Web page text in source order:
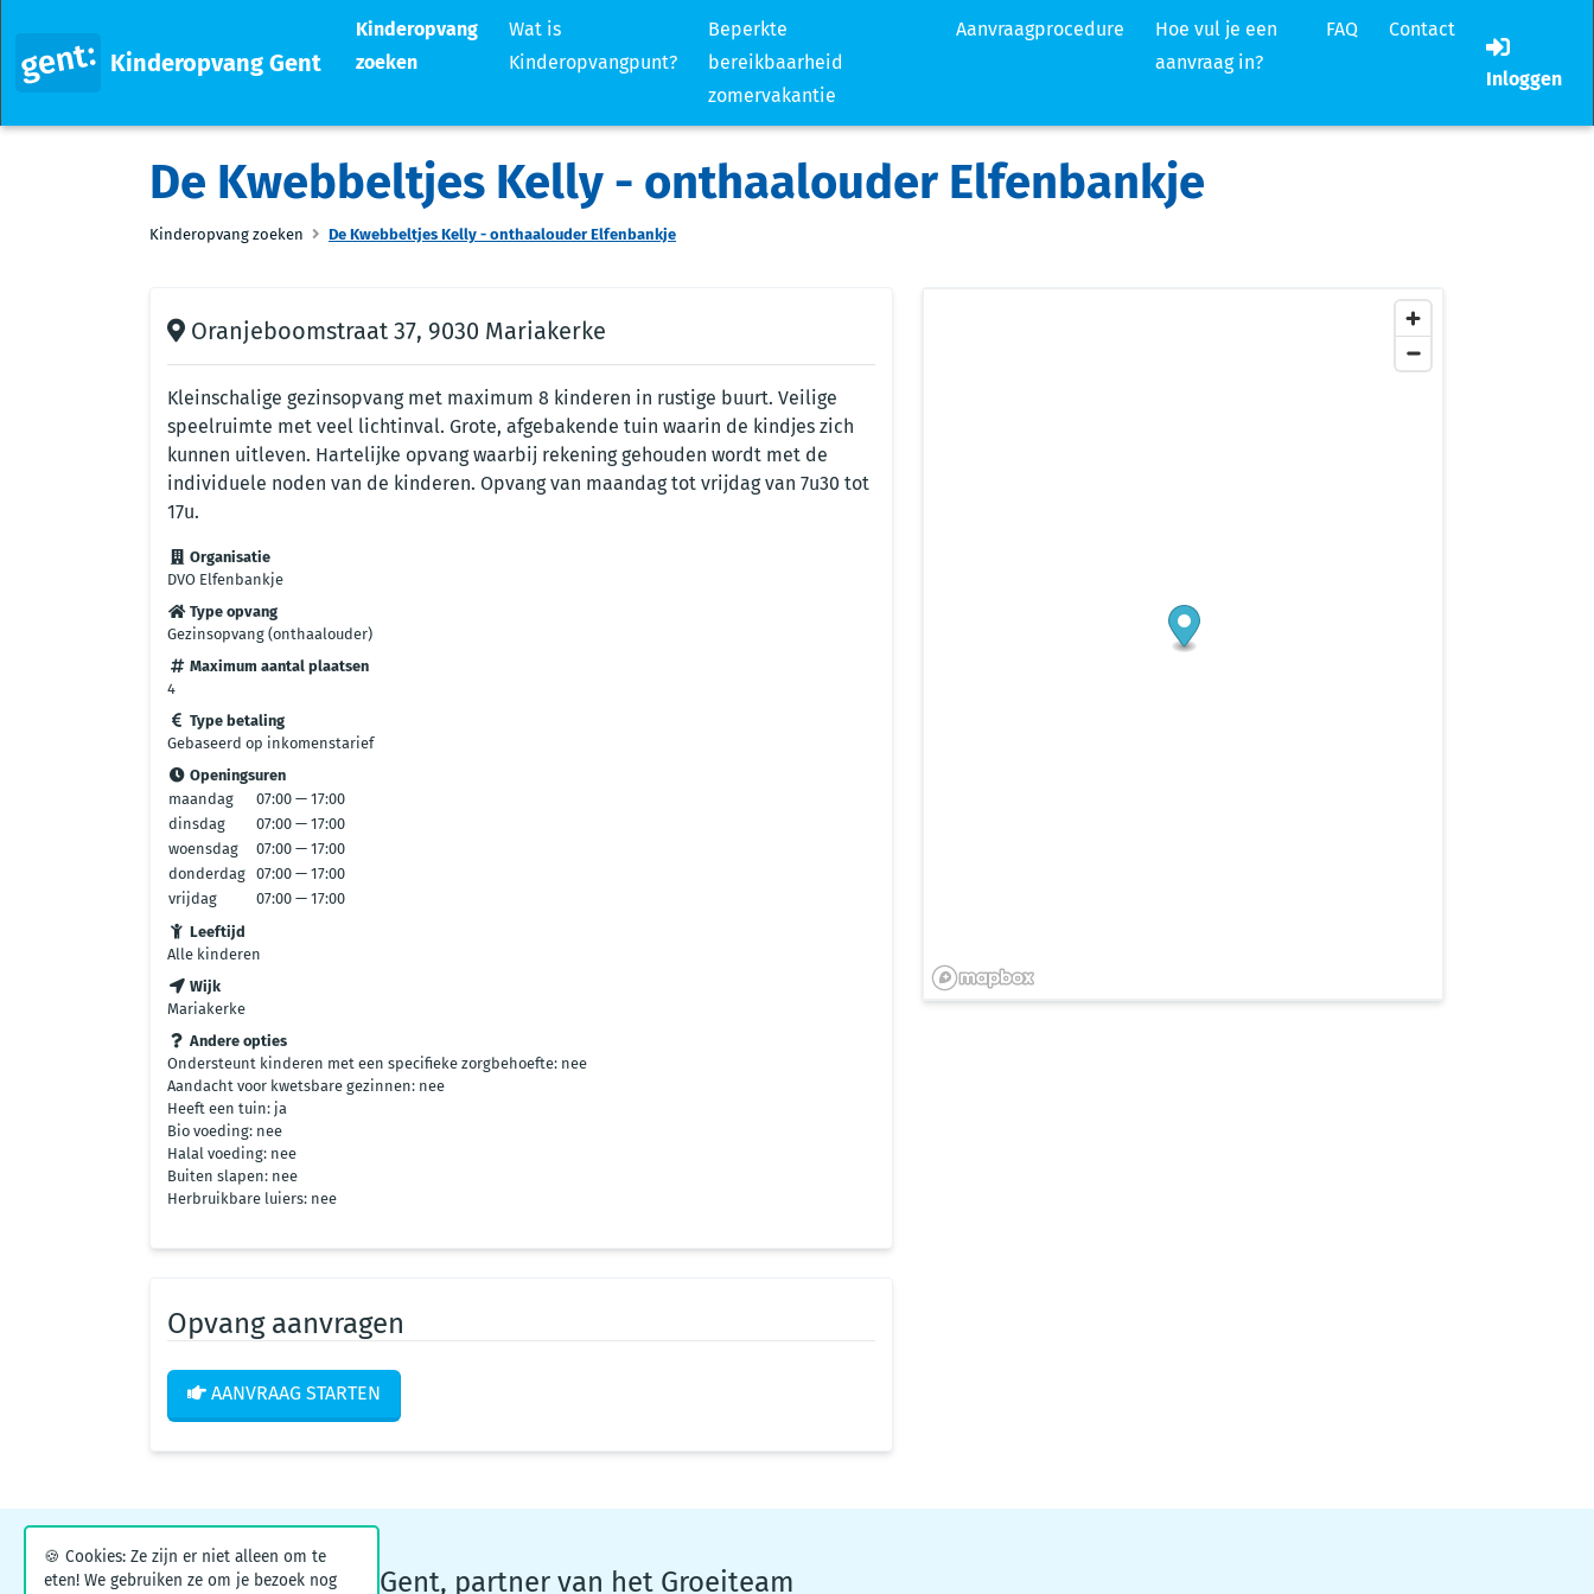
Kinderopvang Gent
Kinderopvang
zoeken
Wat is
Kinderopvangpunt?
Beperkte
bereikbaarheid
zomervakantie
Aanvraagprocedure
Hoe vul je een
aanvraag in?
FAQ Contact
Inloggen
De Kwebbeltjes Kelly - onthaalouder Elfenbankje
Kinderopvang zoeken De Kwebbeltjes Kelly - onthaalouder Elfenbankje
Oranjeboomstraat 37, 9030 Mariakerke
Kleinschalige gezinsopvang met maximum 8 kinderen in rustige buurt. Veilige
speelruimte met veel lichtinval. Grote, afgebakende tuin waarin de kindjes zich
kunnen uitleven. Hartelijke opvang waarbij rekening gehouden wordt met de
individuele noden van de kinderen. Opvang van maandag tot vrijdag van 7u30 tot
17u.
Organisatie
DVO Elfenbankje
Type opvang
Gezinsopvang (onthaalouder)
Maximum aantal plaatsen
4
Type betaling
Gebaseerd op inkomenstarief
Openingsuren
maandag
07:00 — 17:00
dinsdag
07:00 — 17:00
woensdag
07:00 — 17:00
donderdag 07:00 — 17:00
vrijdag
07:00 — 17:00
Leeftijd
Alle kinderen
Wijk
Mariakerke
Andere opties
Ondersteunt kinderen met een specifieke zorgbehoefte: nee
Aandacht voor kwetsbare gezinnen: nee
Heeft een tuin: ja
Bio voeding: nee
Halal voeding: nee
Buiten slapen: nee
Herbruikbare luiers: nee
Opvang aanvragen
AANVRAAG STARTEN
Kinderopvangpunt Gent, partner van het Groeiteam
🍪 Cookies: Ze zijn er niet alleen om te
eten! We gebruiken ze om je bezoek nog